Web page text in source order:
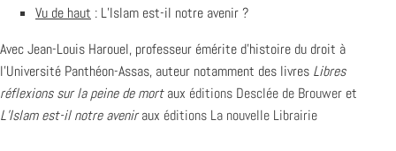
Vu de haut : L’Islam est-il notre avenir ?
Avec Jean-Louis Harouel, professeur émérite d’histoire du droit à
l’Université Panthéon-Assas, auteur notamment des livres Libres
réflexions sur la peine de mortaux éditions Desclée de Brouwer et
L’Islam est-il notre aveniraux éditions La nouvelle Librairie